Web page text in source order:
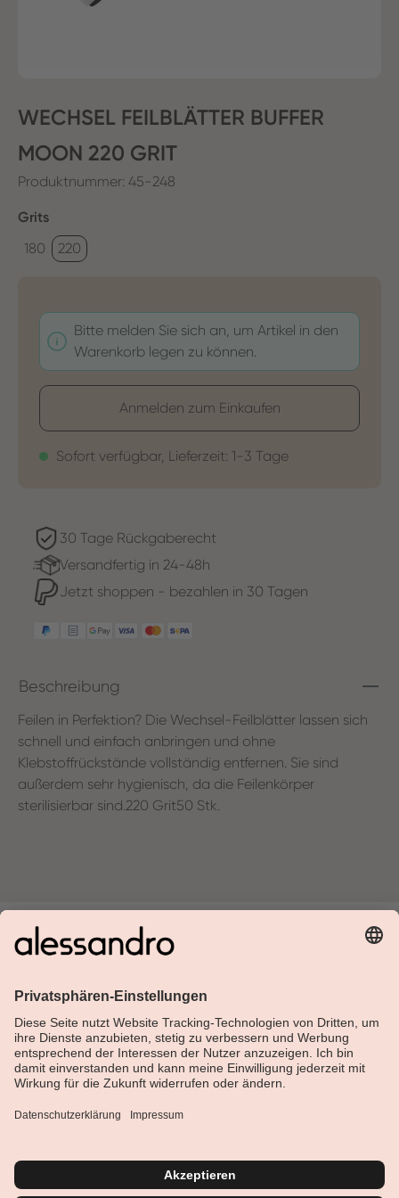
WECHSEL FEILBLÄTTER BUFFER
MOON 220 GRIT
Produktnummer: 45-248
Gritsauswählen
180
220
Bitte melden Sie sich an, um Artikel in den
Warenkorb legen zu können.
Anmelden zum Einkaufen
Sofort verfügbar, Lieferzeit: 1-3 Tage
30 Tage Rückgaberecht
Versandfertig in 24-48h
Jetzt shoppen - bezahlen in 30 Tagen
Beschreibung
Feilen in Perfektion? Die Wechsel-Feilblätter lassen sich
schnell und einfach anbringen und ohne
Klebstoffrückstände vollständig entfernen. Sie sind
außerdem sehr hygienisch, da die Feilenkörper
sterilisierbar sind.220 Grit50 Stk.
Über Alessandro
Shop